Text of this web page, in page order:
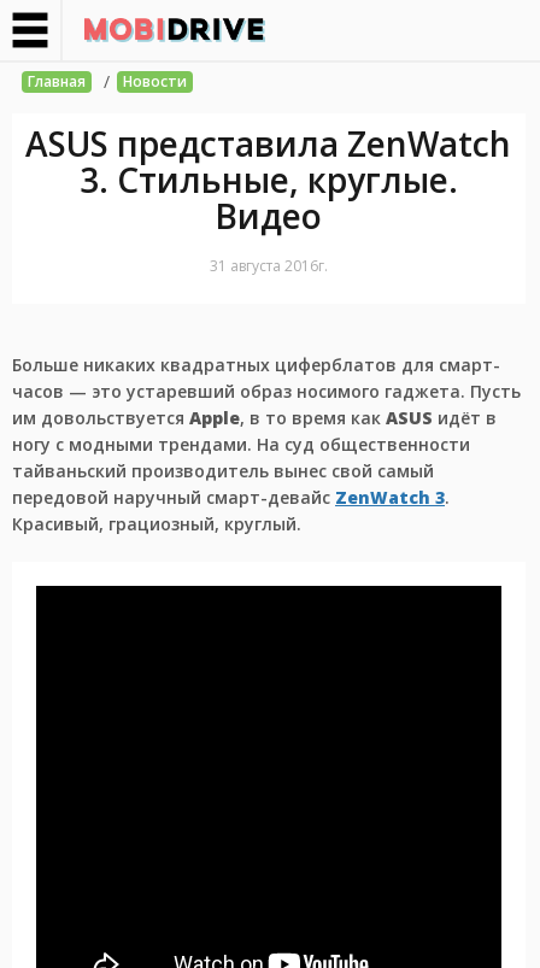
Главная / Новости
ASUS представила ZenWatch
3. Стильные, круглые.
Видео
31 августа 2016г.
Больше никаких квадратных циферблатов для смарт-
часов — это устаревший образ носимого гаджета. Пусть
им довольствуется Apple, в то время как ASUS идёт в
ногу с модными трендами. На суд общественности
тайваньский производитель вынес свой самый
передовой наручный смарт-девайс ZenWatch 3.
Красивый, грациозный, круглый.